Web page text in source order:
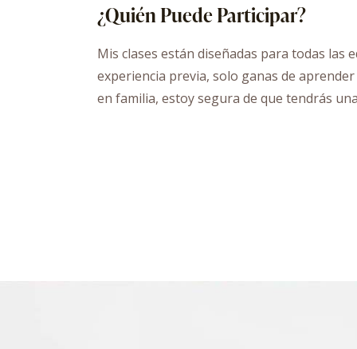
¿Quién Puede Participar?
Mis clases están diseñadas para todas las
experiencia previa, solo ganas de
en familia, estoy segura de que tendrás